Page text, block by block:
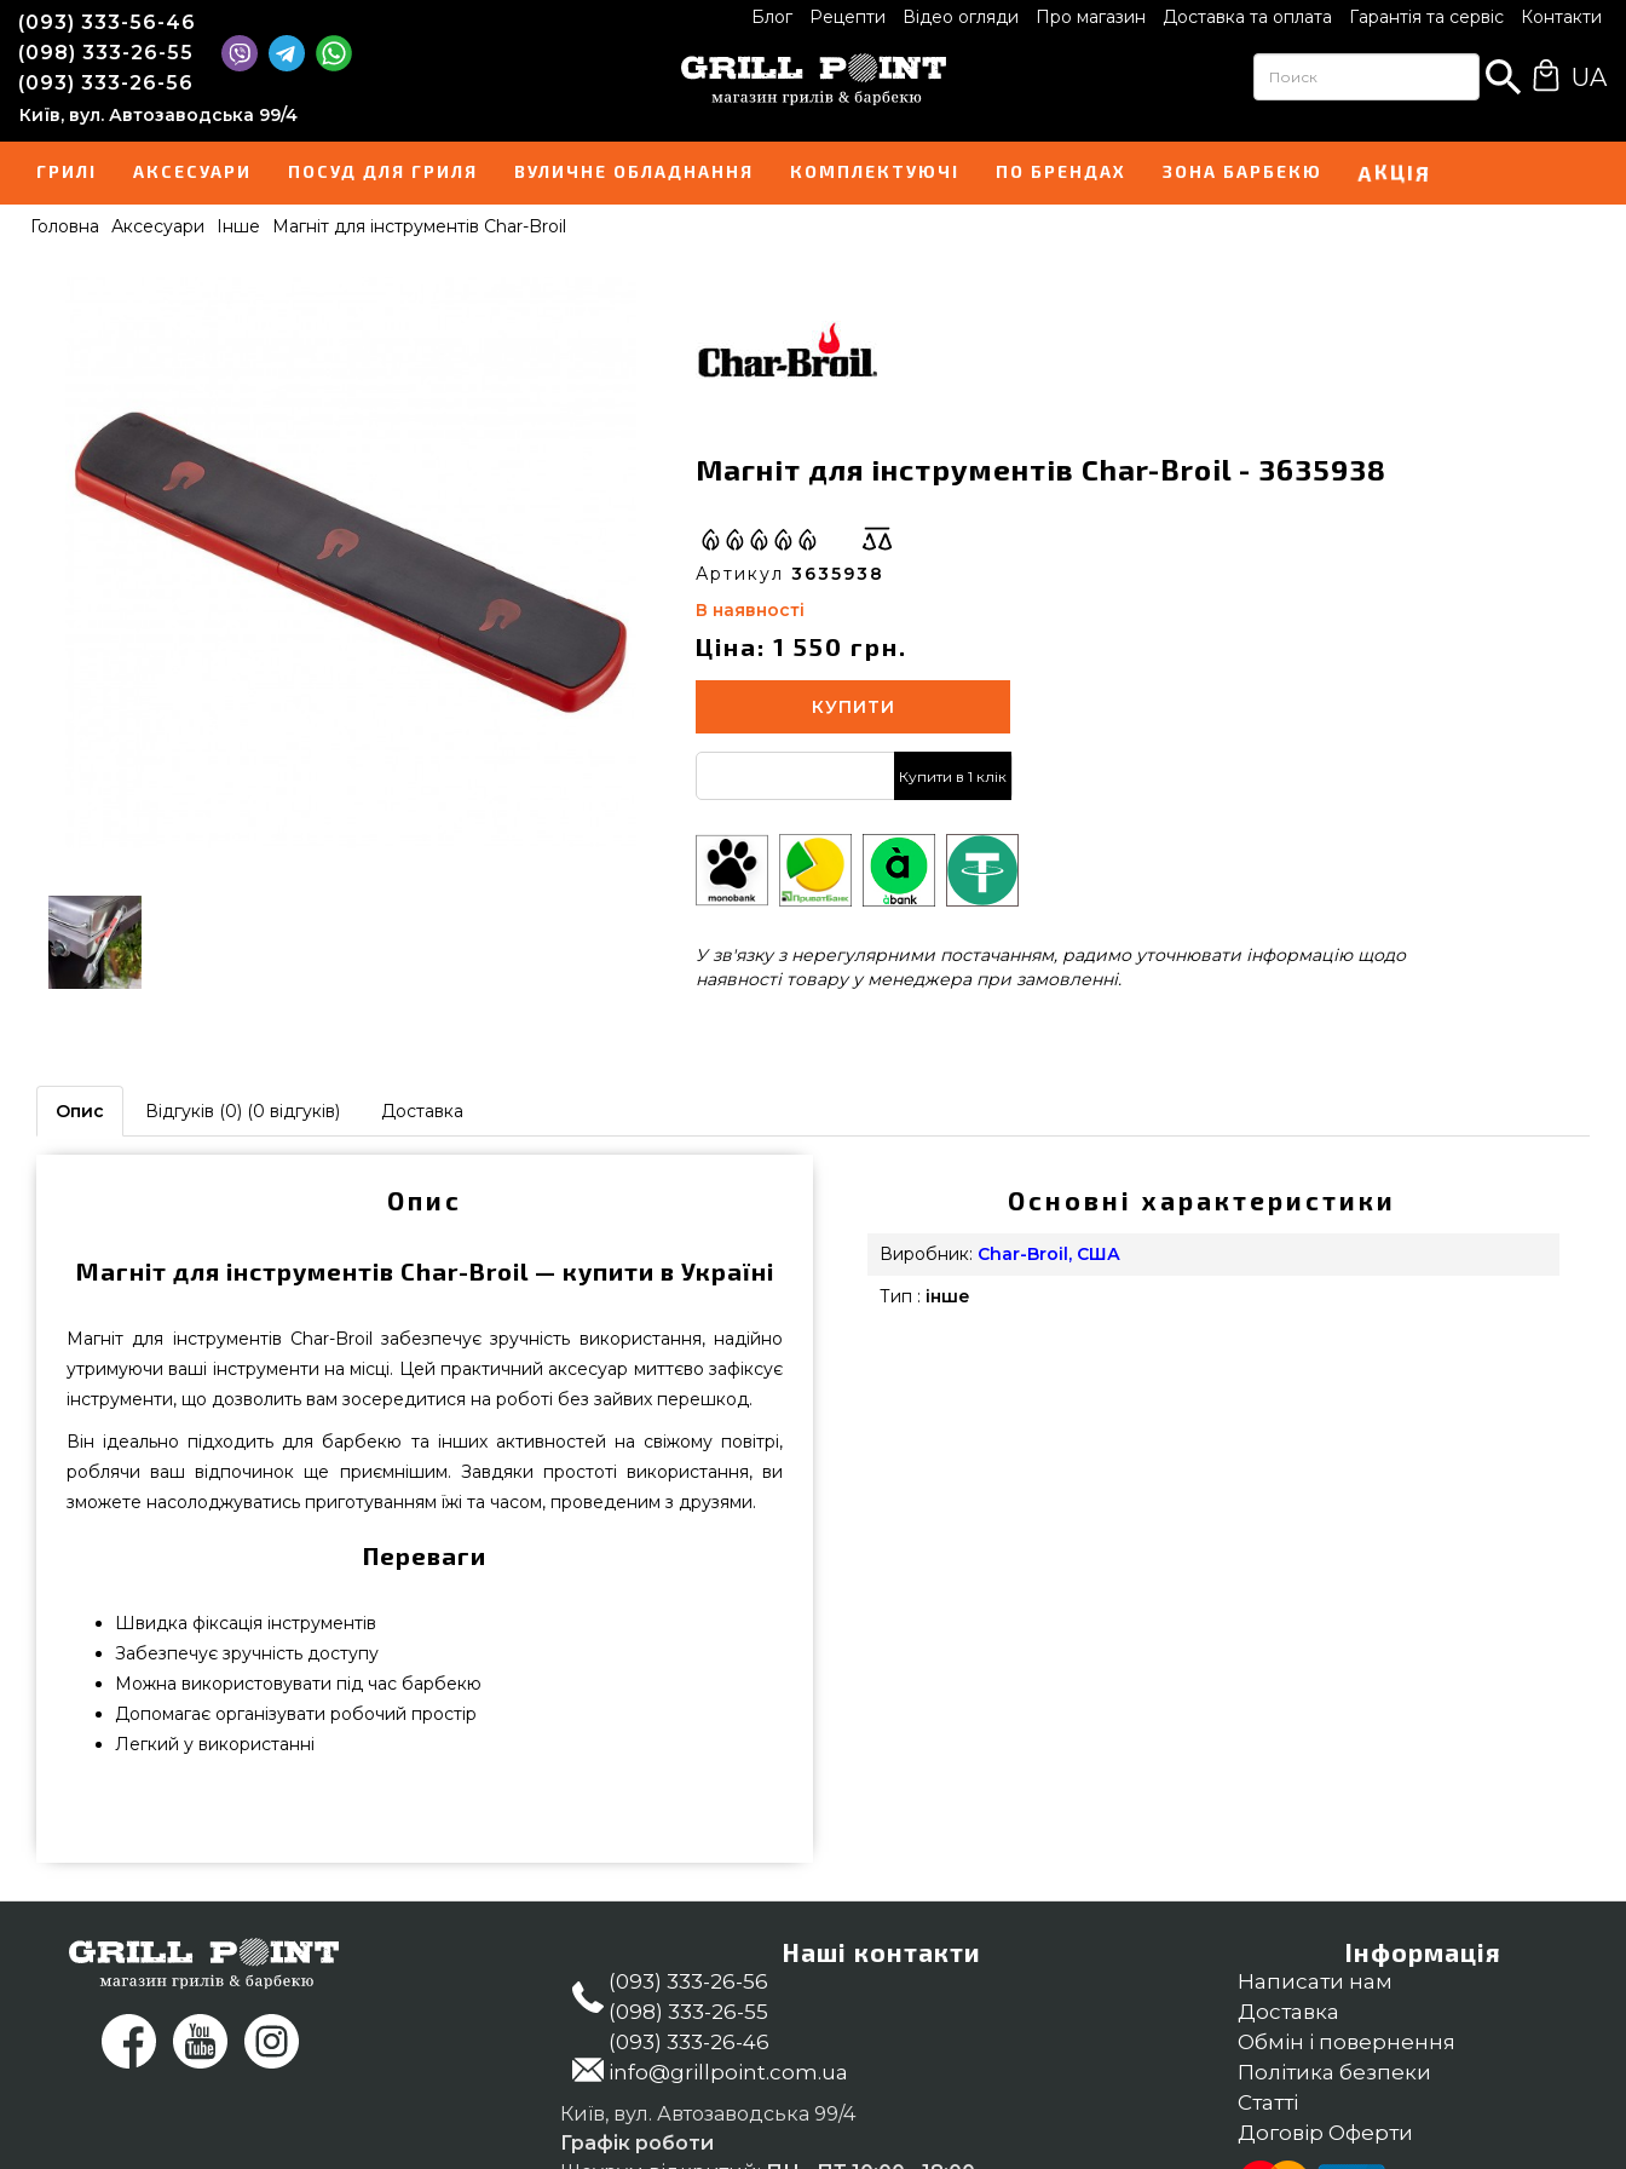
Блог Рецепти Відео огляди Про магазин Доставка та оплата Гарантія та сервіс Контакти
(093) 333-56-46
(098) 333-26-55
(093) 333-26-56
Київ, вул. Автозаводська 99/4
UA
ГРИЛІ АКСЕСУАРИ ПОСУД ДЛЯ ГРИЛЯ ВУЛИЧНЕ ОБЛАДНАННЯ КОМПЛЕКТУЮЧІ ПО БРЕНДАХ ЗОНА БАРБЕКЮ АКЦІЯ
Головна Аксесуари Інше Магніт для інструментів Char-Broil
Магніт для інструментів Char-Broil - 3635938
Артикул 3635938
В наявності
Ціна: 1 550 грн.
КУПИТИ
Купити в 1 клік
У зв'язку з нерегулярними постачанням, радимо уточнювати інформацію щодо
наявності товару у менеджера при замовленні.
Опис Відгуків (0) (0 відгуків) Доставка
Опис
Магніт для інструментів Char-Broil — купити в Україні
Магніт для інструментів Char-Broil забезпечує зручність використання, надійно
утримуючи ваші інструменти на місці. Цей практичний аксесуар миттєво зафіксує
інструменти, що дозволить вам зосередитися на роботі без зайвих перешкод.
Він ідеально підходить для барбекю та інших активностей на свіжому повітрі,
роблячи ваш відпочинок ще приємнішим. Завдяки простоті використання, ви
зможете насолоджуватись приготуванням їжі та часом, проведеним з друзями.
Переваги
Швидка фіксація інструментів
Забезпечує зручність доступу
Можна використовувати під час барбекю
Допомагає організувати робочий простір
Легкий у використанні
купіть також Інше в онлайн магазині Гриль Поінт. Напишіть нашим консультантам на
будь-який номер (098) 333-26-55 и мы допоможемо купити клієнтам міст: Чернігів,
Основні характеристики
Виробник: Char-Broil, США
Тип : інше
Наші контакти
(093) 333-26-56
(098) 333-26-55
(093) 333-26-46
info@grillpoint.com.ua
Київ, вул. Автозаводська 99/4
Графік роботи
Інформація
Написати нам
Доставка
Обмін і повернення
Політика безпеки
Статті
Договір Оферти